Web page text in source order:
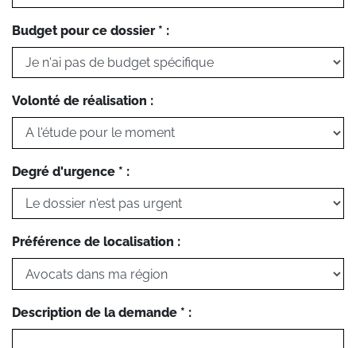
Budget pour ce dossier * :
Volonté de réalisation :
Degré d'urgence * :
Préférence de localisation :
Description de la demande * :